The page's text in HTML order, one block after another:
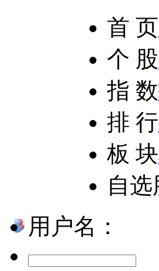
首 页
个 股
指 数
排 行
板 块
自选
用户名：